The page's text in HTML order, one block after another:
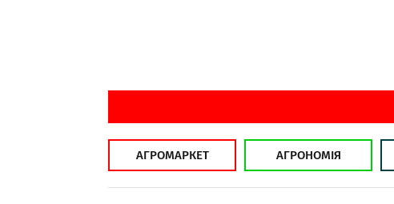
АГРОМАРКЕТ АГРОНОМІЯ